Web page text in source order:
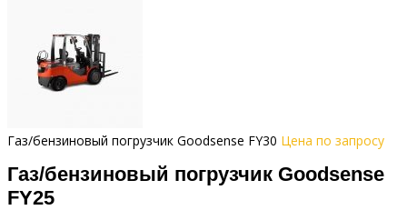
Газ/бензиновый погрузчик Goodsense FY30 Цена по запросу
Газ/бензиновый погрузчик Goodsense
FY25